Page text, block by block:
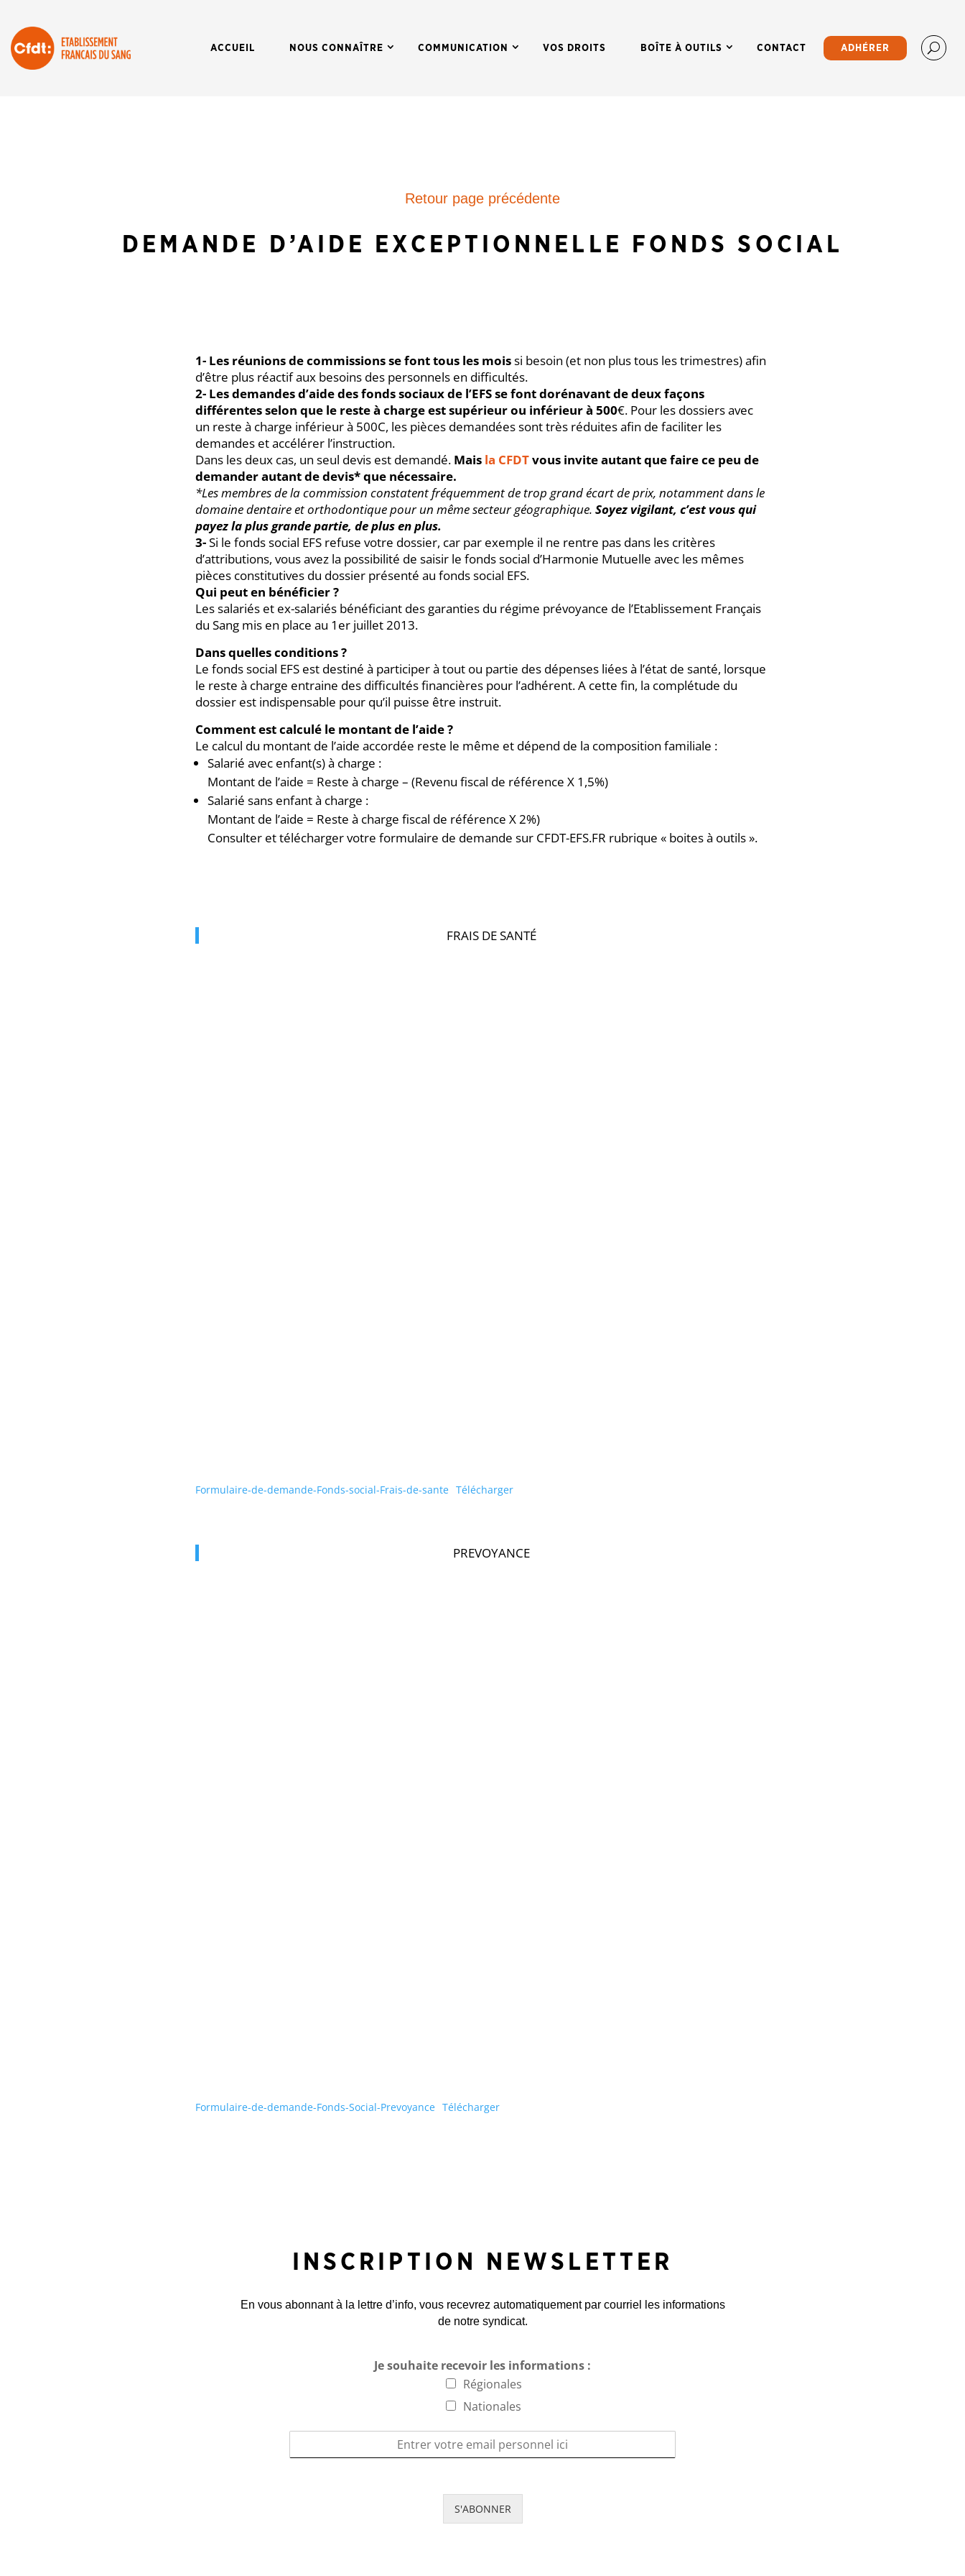
ACCUEIL NOUS CONNAÎTRE COMMUNICATION VOS DROITS BOÎTE À OUTILS CONTACT ADHÉRER
Retour page précédente
DEMANDE D’AIDE EXCEPTIONNELLE FONDS SOCIAL
1- Les réunions de commissions se font tous les moissi besoin (et non plus tous les trimestres) afin
d’être plus réactif aux besoins des personnels en difficultés.
2- Les demandes d’aide des fonds sociaux de l’EFS se font dorénavant de deux façons
différentes selon que le reste à charge est supérieur ou inférieur à 500€. Pour les dossiers avec
un reste à charge inférieur à 500C, les pièces demandées sont très réduites afin de faciliter les
demandes et accélérer l’instruction.
Dans les deux cas, un seul devis est demandé. Mais la CFDTvous invite autant que faire ce peu de
demander autant de devis* que nécessaire.
*Les membres de la commission constatent fréquemment de trop grand écart de prix, notamment dans le
domaine dentaire et orthodontique pour un même secteur géographique. Soyez vigilant, c’est vous qui
payez la plus grande partie, de plus en plus.
3-Si le fonds social EFS refuse votre dossier, car par exemple il ne rentre pas dans les critères
d’attributions, vous avez la possibilité de saisir le fonds social d’Harmonie Mutuelle avec les mêmes
pièces constitutives du dossier présenté au fonds social EFS.
Qui peut en bénéficier ?
Les salariés et ex-salariés bénéficiant des garanties du régime prévoyance de l’Etablissement Français
du Sang mis en place au 1er juillet 2013.
Dans quelles conditions ?
Le fonds social EFS est destiné à participer à tout ou partie des dépenses liées à l’état de santé, lorsque
le reste à charge entraine des difficultés financières pour l’adhérent. A cette fin, la complétude du
dossier est indispensable pour qu’il puisse être instruit.
Comment est calculé le montant de l’aide ?
Le calcul du montant de l’aide accordée reste le même et dépend de la composition familiale :
Salarié avec enfant(s) à charge :
Montant de l’aide = Reste à charge – (Revenu fiscal de référence X 1,5%)
Salarié sans enfant à charge :
Montant de l’aide = Reste à charge fiscal de référence X 2%)
Consulter et télécharger votre formulaire de demande sur CFDT-EFS.FR rubrique « boites à outils ».
FRAIS DE SANTÉ
Formulaire-de-demande-Fonds-social-Frais-de-sante Télécharger
PREVOYANCE
Formulaire-de-demande-Fonds-Social-Prevoyance Télécharger
INSCRIPTION NEWSLETTER
En vous abonnant à la lettre d’info, vous recevrez automatiquement par courriel les informations
de notre syndicat.
Je souhaite recevoir les informations :
Régionales
Nationales
S'ABONNER